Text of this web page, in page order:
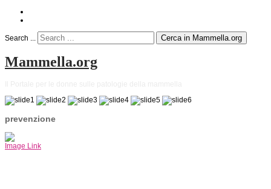
Search ... Cerca in Mammella.org
Mammella.org
prevenzione
Image Link